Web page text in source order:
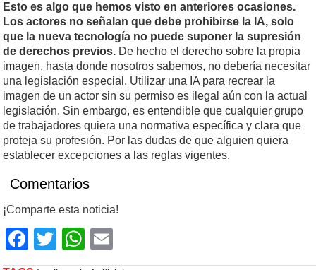
Esto es algo que hemos visto en anteriores ocasiones.
Los actores no señalan que debe prohibirse la IA, solo
que la nueva tecnología no puede suponer la supresión
de derechos previos. De hecho el derecho sobre la propia
imagen, hasta donde nosotros sabemos, no debería necesitar
una legislación especial. Utilizar una IA para recrear la
imagen de un actor sin su permiso es ilegal aún con la actual
legislación. Sin embargo, es entendible que cualquier grupo
de trabajadores quiera una normativa específica y clara que
proteja su profesión. Por las dudas de que alguien quiera
establecer excepciones a las reglas vigentes.
Comentarios
¡Comparte esta noticia!
Facebook
TwitterWhatsApp